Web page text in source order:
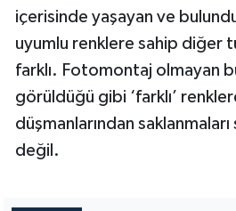
içerisinde yaşayan ve
uyumlu renklere sahip diğer
farklı. Fotomontaj olmayan
görüldüğü gibi ‘farklı’
düşmanlarından
değil.